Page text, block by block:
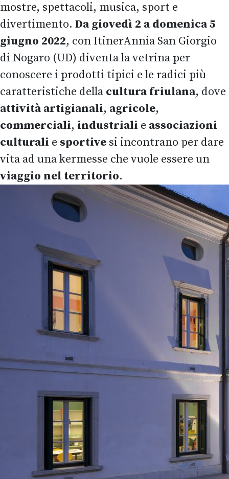
mostre, spettacoli, musica, sport e
divertimento. Da giovedì 2 a domenica 5
giugno 2022, con ItinerAnnia San Giorgio
di Nogaro (UD) diventa la vetrina per
conoscere i prodotti tipici e le radici più
caratteristiche della cultura friulana, dove
attività artigianali, agricole,
commerciali, industriali e associazioni
culturali e sportive si incontrano per dare
vita ad una kermesse che vuole essere un
viaggio nel territorio.